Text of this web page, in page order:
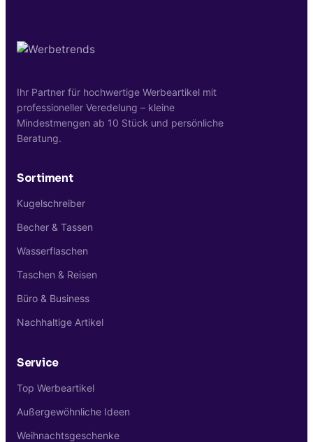
Ihr Partner für hochwertige Werbeartikel mit
professioneller Veredelung – kleine
Mindestmengen ab 10 Stück und persönliche
Beratung.
Sortiment
Kugelschreiber
Becher & Tassen
Wasserflaschen
Taschen & Reisen
Büro & Business
Nachhaltige Artikel
Service
Top Werbeartikel
Außergewöhnliche Ideen
Weihnachtsgeschenke